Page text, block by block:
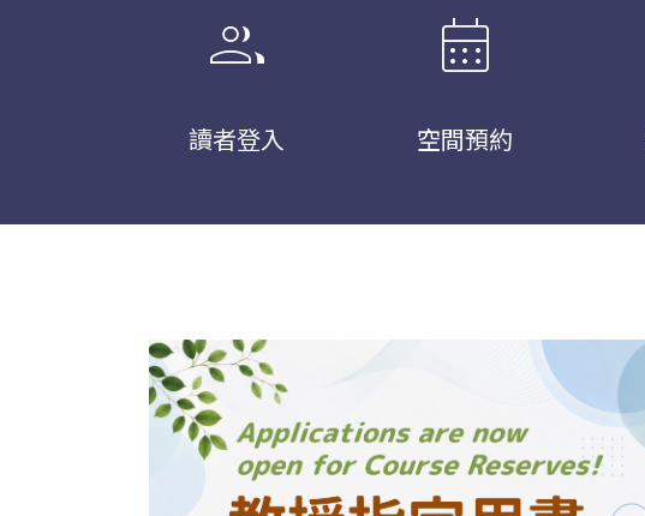
group
讀者登入
calendar_month
空間預約